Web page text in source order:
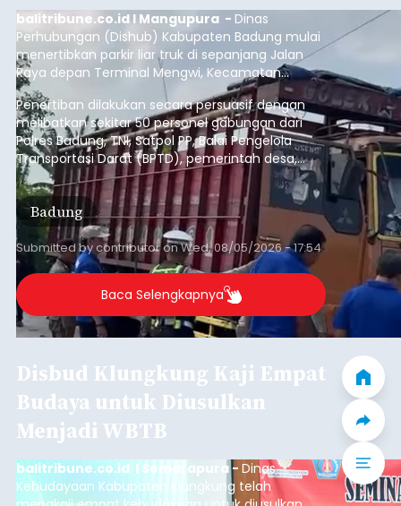
balitribune.co.id I Mangupura - Dinas
Perhubungan (Dishub) Kabupaten Badung mulai
menertibkan parkir liar truk di sepanjang Jalan
Raya depan Terminal Mengwi, Kecamatan
Mengwi, Rabu (5/8/2026).
Penertiban dilakukan secara persuasif dengan
melibatkan sekitar 50 personel gabungan dari
Polres Badung, TNI, Satpol PP, Balai Pengelola
Transportasi Darat (BPTD), pemerintah desa,
desa adat, Linmas, dan Pecalang.
Badung
Submitted bycontributoronWed, 08/05/2026 - 17:54
Baca Selengkapnya
Disbud Klungkung Kaji Empat
Budaya untuk Diusulkan
Menjadi WBTB
balitribune.co.id I Semarapura - Dinas
Kebudayaan Kabupaten Klungkung telah